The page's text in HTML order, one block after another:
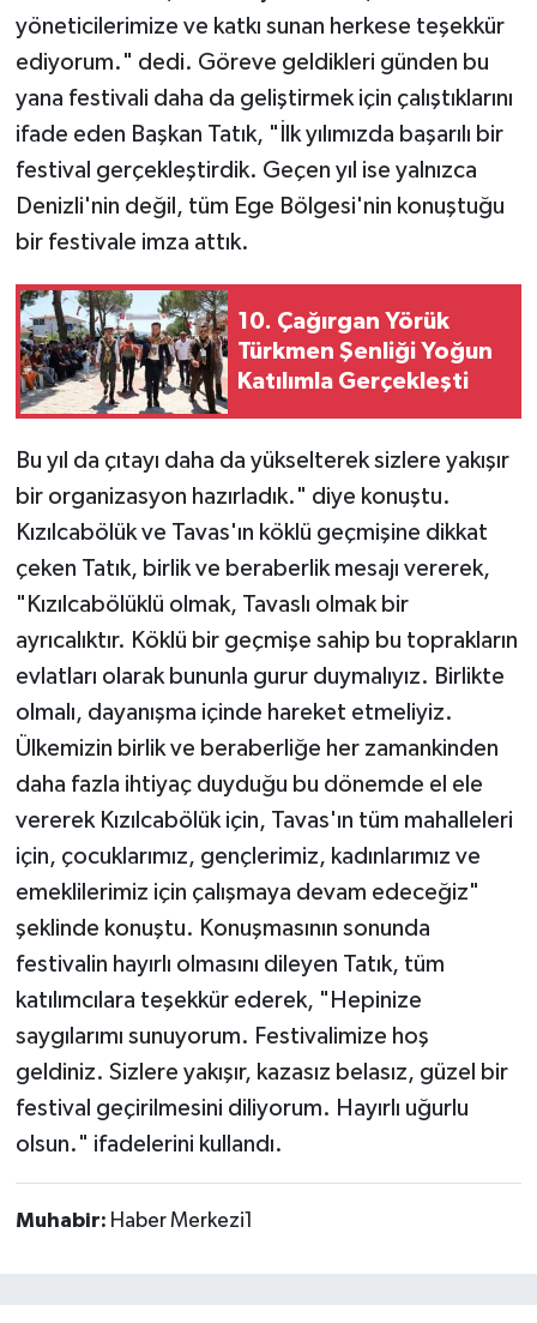
yöneticilerimize ve katkı sunan herkese teşekkür
ediyorum." dedi. Göreve geldikleri günden bu
yana festivali daha da geliştirmek için çalıştıklarını
ifade eden Başkan Tatık, "İlk yılımızda başarılı bir
festival gerçekleştirdik. Geçen yıl ise yalnızca
Denizli'nin değil, tüm Ege Bölgesi'nin konuştuğu
bir festivale imza attık.
10. Çağırgan Yörük
Türkmen Şenliği Yoğun
Katılımla Gerçekleşti
Bu yıl da çıtayı daha da yükselterek sizlere yakışır
bir organizasyon hazırladık." diye konuştu.
Kızılcabölük ve Tavas'ın köklü geçmişine dikkat
çeken Tatık, birlik ve beraberlik mesajı vererek,
"Kızılcabölüklü olmak, Tavaslı olmak bir
ayrıcalıktır. Köklü bir geçmişe sahip bu toprakların
evlatları olarak bununla gurur duymalıyız. Birlikte
olmalı, dayanışma içinde hareket etmeliyiz.
Ülkemizin birlik ve beraberliğe her zamankinden
daha fazla ihtiyaç duyduğu bu dönemde el ele
vererek Kızılcabölük için, Tavas'ın tüm mahalleleri
için, çocuklarımız, gençlerimiz, kadınlarımız ve
emeklilerimiz için çalışmaya devam edeceğiz"
şeklinde konuştu. Konuşmasının sonunda
festivalin hayırlı olmasını dileyen Tatık, tüm
katılımcılara teşekkür ederek, "Hepinize
saygılarımı sunuyorum. Festivalimize hoş
geldiniz. Sizlere yakışır, kazasız belasız, güzel bir
festival geçirilmesini diliyorum. Hayırlı uğurlu
olsun." ifadelerini kullandı.
Muhabir: Haber Merkezi1